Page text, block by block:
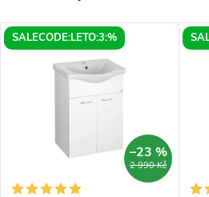
SALECODE:LETO:3:%
2 990 Kč
–23 %